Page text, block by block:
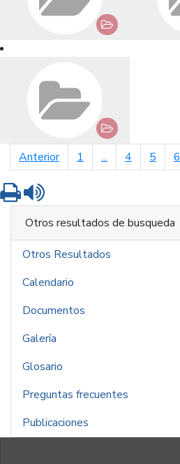
Anteriorpágina anterior
1 ... 4 5 6
Imprimir
Otros resultados de busqueda
Otros Resultados
Calendario
Documentos
Galería
Glosario
Preguntas frecuentes
Publicaciones